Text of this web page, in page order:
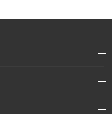
開閉
開閉
開閉